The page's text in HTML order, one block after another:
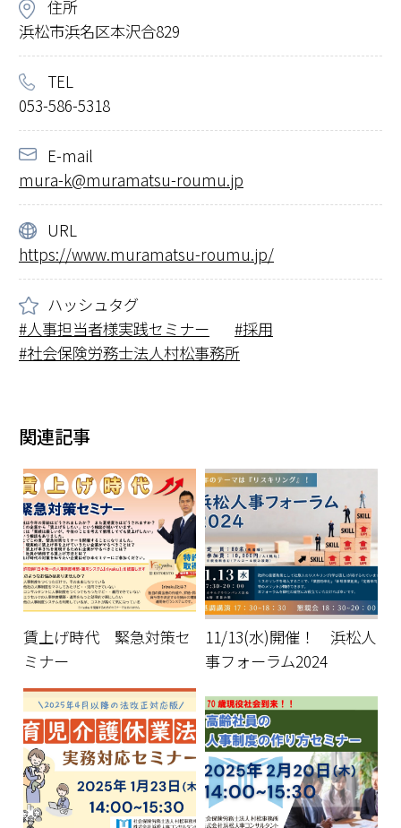
住所
浜松市浜名区本沢合829
TEL
053-586-5318
E-mail
mura-k@muramatsu-roumu.jp
URL
https://www.muramatsu-roumu.jp/
ハッシュタグ
人事担当者様実践セミナー
採用
社会保険労務士法人村松事務所
関連記事
賃上げ時代 緊急対策セ
ミナー
11/13(水)開催！ 浜松人
事フォーラム2024